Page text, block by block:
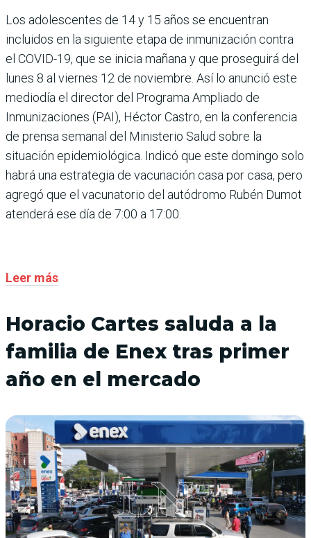
Los adolescentes de 14 y 15 años se encuentran
incluidos en la siguiente etapa de inmunización contra
el COVID-19, que se inicia mañana y que proseguirá del
lunes 8 al viernes 12 de noviembre. Así lo anunció este
mediodía el director del Programa Ampliado de
Inmunizaciones (PAI), Héctor Castro, en la conferencia
de prensa semanal del Ministerio Salud sobre la
situación epidemiológica. Indicó que este domingo solo
habrá una estrategia de vacunación casa por casa, pero
agregó que el vacunatorio del autódromo Rubén Dumot
atenderá ese día de 7:00 a 17:00.
Leer más
Horacio Cartes saluda a la
familia de Enex tras primer
año en el mercado